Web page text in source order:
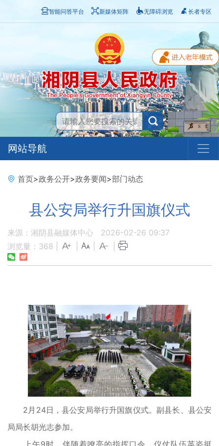
智能问答平台 新媒体矩阵 无障碍浏览 长者专区
网站导航
首页>政务公开>政务要闻>部门动态
县公安局举行升国旗仪式
来源：湘阴县融媒体中心
2026-02-26 09:37
浏览量： 368
2月24日，县公安局举行升国旗仪式。副县长、县公安
局局长胡光志参加。
上午9时，伴随着嘹亮的指挥口令，仪仗队伍英姿挺